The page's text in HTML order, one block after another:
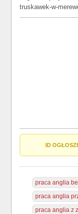
truskawek-w-
ID
praca anglia
praca anglia
praca anglia z